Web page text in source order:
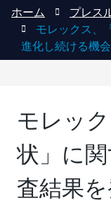
ホーム
プレス
モレックス、
進化し続ける機
モレッ
状」に
査結果